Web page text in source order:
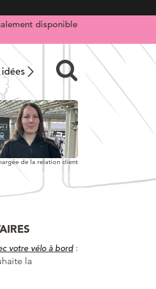
disponible
de la relation client
votre vélo à bord :
la